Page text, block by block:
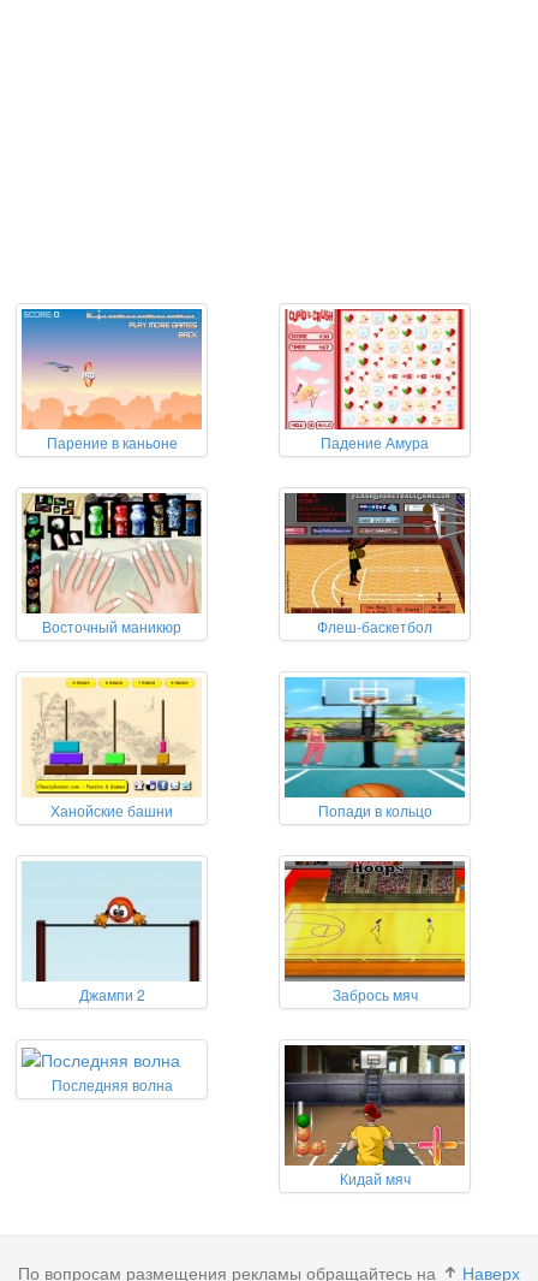
Парение в каньоне Падение Амура
Восточный маникюр Флеш-баскетбол
Ханойские башни Попади в кольцо
Джампи 2 Забрось мяч
Последняя волна
Кидай мяч
Наверх
По вопросам размещения рекламы обращайтесь на